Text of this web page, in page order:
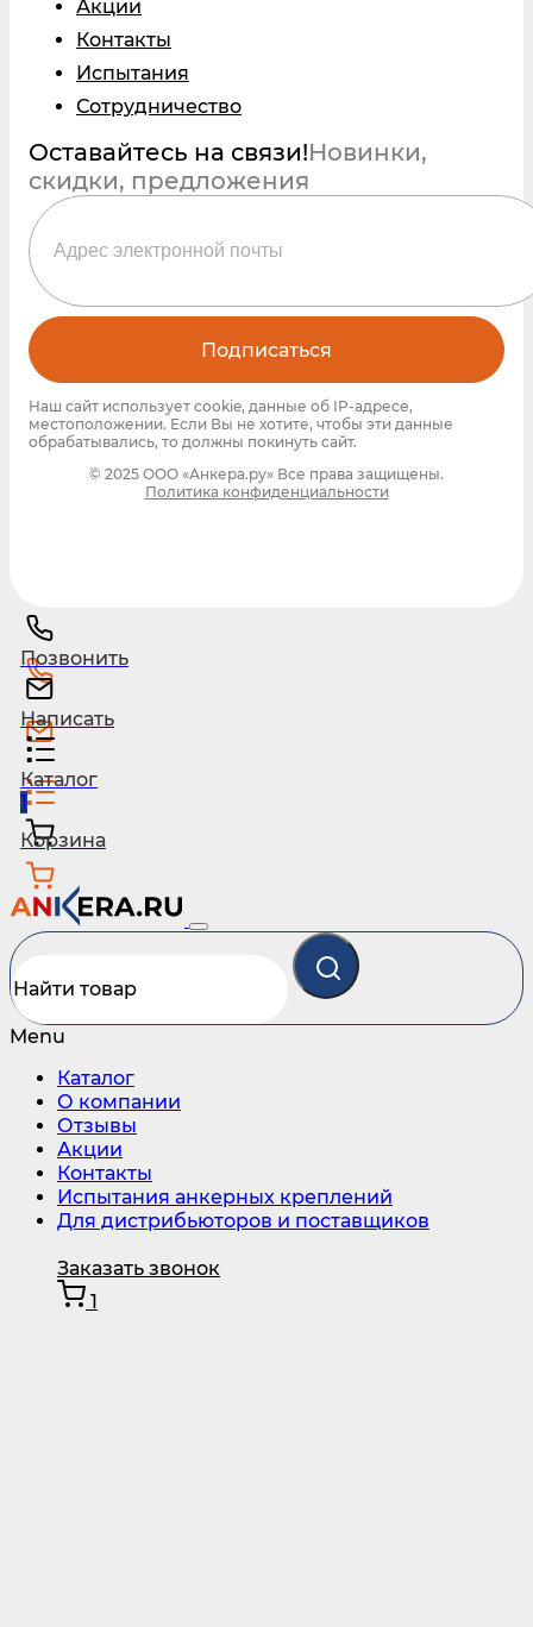
Акции
Контакты
Испытания
Сотрудничество
Оставайтесь на связи!Новинки,
скидки, предложения
Подписаться
Наш сайт использует cookie, данные об IP-адресе,
местоположении. Если Вы не хотите, чтобы эти данные
обрабатывались, то должны покинуть сайт.
© 2025 ООО «Анкера.ру» Все права защищены.
Политика конфиденциальности
Позвонить
Написать
Каталог
1
Корзина
Menu
Каталог
О компании
Отзывы
Акции
Контакты
Испытания анкерных креплений
Для дистрибьюторов и поставщиков
Заказать звонок
1